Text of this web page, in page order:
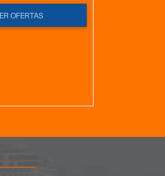
OBTENER OFERTAS